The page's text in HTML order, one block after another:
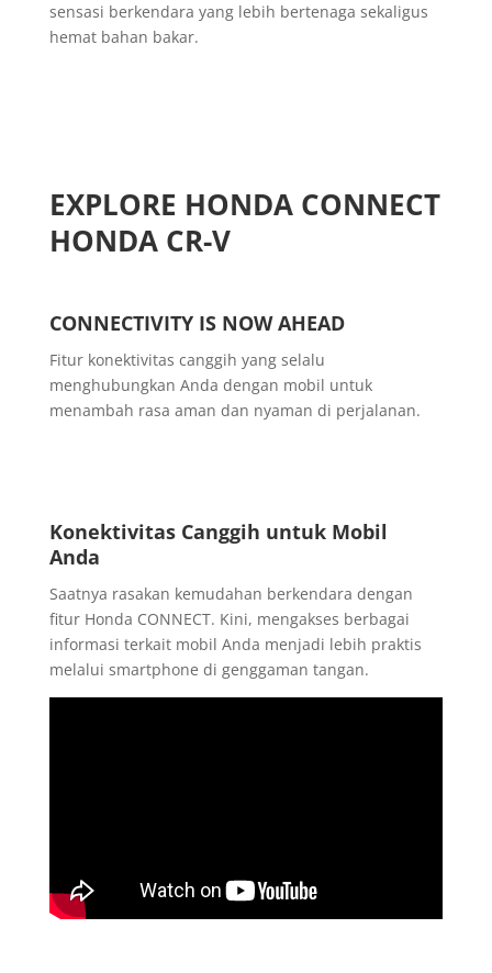
sensasi berkendara yang lebih bertenaga sekaligus
hemat bahan bakar.
EXPLORE HONDA CONNECT
HONDA CR-V
CONNECTIVITY IS NOW AHEAD
Fitur konektivitas canggih yang selalu
menghubungkan Anda dengan mobil untuk
menambah rasa aman dan nyaman di perjalanan.
Konektivitas Canggih untuk Mobil
Anda
Saatnya rasakan kemudahan berkendara dengan
fitur Honda CONNECT. Kini, mengakses berbagai
informasi terkait mobil Anda menjadi lebih praktis
melalui smartphone di genggaman tangan.